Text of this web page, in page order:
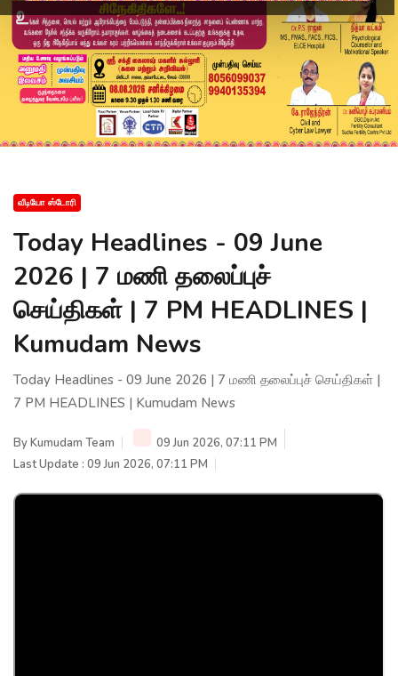
வீடியோ ஸ்டோரி
Today Headlines - 09 June
2026 | 7 மணி தலைப்புச்
செய்திகள் | 7 PM HEADLINES |
Kumudam News
Today Headlines - 09 June 2026 | 7 மணி தலைப்புச் செய்திகள் |
7 PM HEADLINES | Kumudam News
ByKumudam Team
09 Jun 2026, 07:11 PM
Last Update : 09 Jun 2026, 07:11 PM